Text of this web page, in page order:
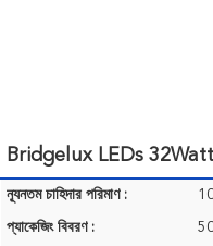
Bridgelux LEDs 32Watt
ন্যূনতম চাহিদার পরিমাণ :
প্যাকেজিং বিবরণ :